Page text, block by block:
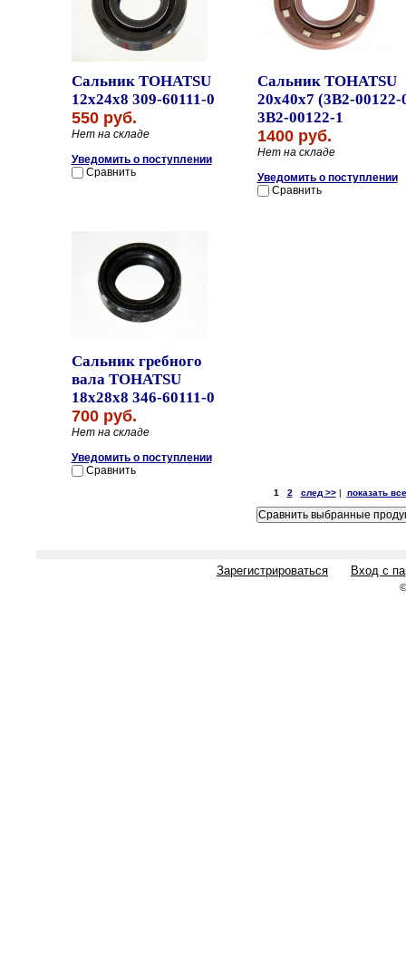
Сальник TOHATSU
12x24x8 309-60111-0
550 руб.
Нет на складе
Уведомить о поступлении
Сравнить
Сальник TOHATSU
20x40x7 (3B2-00122-
3B2-00122-1
1400 руб.
Нет на складе
Уведомить о поступлении
Сравнить
Сальник гребного
вала TOHATSU
18x28x8 346-60111-0
700 руб.
Нет на складе
Уведомить о поступлении
Сравнить
1 2 след >>| показать все
Зарегистрироваться Вход с